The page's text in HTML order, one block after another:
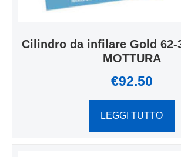
Cilindro da infilare Gold 62-
MOTTURA
€92.50
LEGGI TUTTO